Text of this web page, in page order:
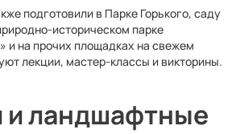
подготовили в Парке Горького, саду
историческом парке
и на прочих площадках на свежем
лекции, мастер-классы и викторины.
и ландшафтные